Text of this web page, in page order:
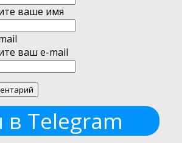
ваше имя
ваш e-mail
Telegram